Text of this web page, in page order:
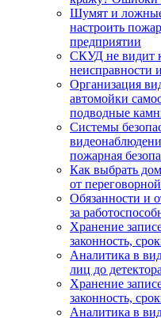
Шумят и ложные
настроить
предприятии
СКУД не видит
неисправности
Организация
автомойки
подводные
Системы
пожарная
Как выбрать
от
Обязанности и
за
Хранение
законность,
Аналитика в
лиц до
Хранение
законность,
Аналитика в